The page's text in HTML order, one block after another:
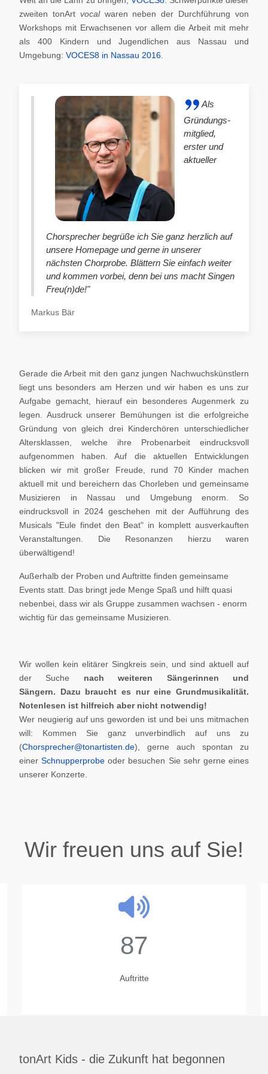
zweiten tonArt vocalwaren neben der Durchführung von
Workshops mit Erwachsenen vor allem die Arbeit mit mehr
als 400 Kindern und Jugendlichen aus Nassau und
Umgebung: VOCES8 in Nassau 2016
Als
Gründungs-
mitglied,
erster und
aktueller
Chorsprecher begrüße ich Sie ganz herzlich auf
unsere Homepage und gerne in unserer
nächsten Chorprobe. Blättern Sie einfach weiter
und kommen vorbei, denn bei uns macht Singen
Freu(n)de!"
Markus Bär
Gerade die Arbeit mit den ganz jungen Nachwuchskünstlern
liegt uns besonders am Herzen und wir haben es uns zur
Aufgabe gemacht, hierauf ein besonderes Augenmerk zu
legen. Ausdruck unserer Bemühungen ist die erfolgreiche
Gründung von gleich drei Kinderchören unterschiedlicher
Altersklassen, welche ihre Probenarbeit eindrucksvoll
aufgenommen haben. Auf die aktuellen Entwicklungen
blicken wir mit großer Freude, rund 70 Kinder machen
aktuell mit und bereichern das Chorleben und gemeinsame
Musizieren in Nassau und Umgebung enorm. So
eindrucksvoll in 2024 geschehen mit der Aufführung des
Musicals "Eule findet den Beat" in komplett ausverkauften
Veranstaltungen. Die Resonanzen hierzu waren
überwältigend!
Außerhalb der Proben und Auftritte finden gemeinsame
Events statt. Das bringt jede Menge Spaß und hilft quasi
nebenbei, dass wir als Gruppe zusammen wachsen - enorm
wichtig für das gemeinsame Musizieren.
Wir wollen kein elitärer Singkreis sein, und sind aktuell auf
der Suche nach weiteren Sängerinnen und
Sängern. Dazu braucht es nur eine Grundmusikalität.
Notenlesen ist hilfreich aber nicht notwendig!
Wer neugierig auf uns geworden ist und bei uns mitmachen
will: Kommen Sie ganz unverbindlich auf uns zu
(Chorsprecher@tonartisten.de), gerne auch spontan zu
einerSchnupperprobe oder besuchen Sie sehr gerne eines
unserer Konzerte.
Wir freuen uns auf Sie!
87
Auftritte
tonArt Kids - die Zukunft hat begonnen